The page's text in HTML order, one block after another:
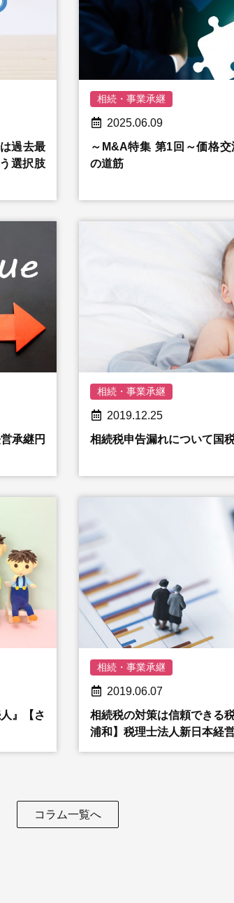
過去最
選択肢
相続・事業承継
2025.06.09
～M&A特集 第1回～価格
の道筋
承継円
相続・事業承継
2019.12.25
相続税申告漏れについて国
』【さ
相続・事業承継
2019.06.07
相続税の対策は信頼できる
浦和】税理士法人新日本経
コラム一覧へ